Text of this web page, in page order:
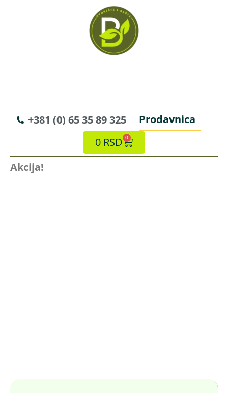
+381 (0) 65 35 89 325
Prodavnica
0 RSD 0
Akcija!